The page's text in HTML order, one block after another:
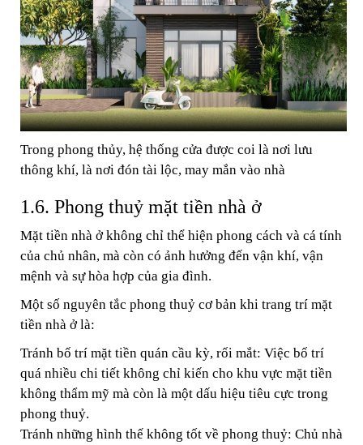
Trong phong thủy, hệ thống cửa được coi là nơi lưu
thông khí, là nơi đón tài lộc, may mắn vào nhà
1.6. Phong thuỷ mặt tiền nhà ở
Mặt tiền nhà ở không chỉ thể hiện phong cách và cá tính
của chủ nhân, mà còn có ảnh hưởng đến vận khí, vận
mệnh và sự hòa hợp của gia đình.
Một số nguyên tắc phong thuỷ cơ bản khi trang trí mặt
tiền nhà ở là:
Tránh bố trí mặt tiền quán cầu kỳ, rối mắt: Việc bố trí
quá nhiều chi tiết không chỉ kiến cho khu vực mặt tiền
không thẩm mỹ mà còn là một dấu hiệu tiêu cực trong
phong thuỷ.
Tránh những hình thế không tốt về phong thuỷ: Chủ nhà